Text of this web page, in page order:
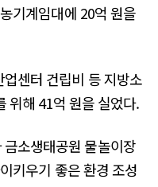
기계임대에 20억 원을
센터 건립비 등 지방소
위해 41억 원을 실었다.
소생태공원 물놀이장
키우기 좋은 환경 조성